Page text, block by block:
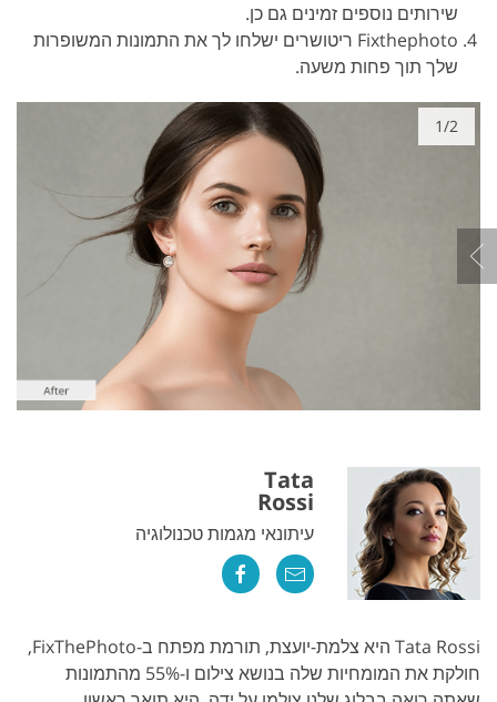
שירותים נוספים זמינים גם כן.
Fixthephoto ריטושרים ישלחו לך את התמונות המשופרות
שלך תוך פחות משעה.
1/2
Tata
Rossi
עיתונאי מגמות טכנולוגיה
Tata Rossi היא צלמת-יועצת, תורמת מפתח ב-FixThePhoto,
חולקת את המומחיות שלה בנושא צילום ו-55% מהתמונות